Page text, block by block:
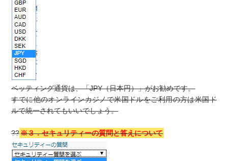
ベッティング通貨は、「JPY（日本円）」がお勧めです。
すでに他のオンラインカジノで米国ドルをご利用の方は米国ド
ルで統一されてもいいでしょう。
??※３．セキュリティーの質問と答えについて